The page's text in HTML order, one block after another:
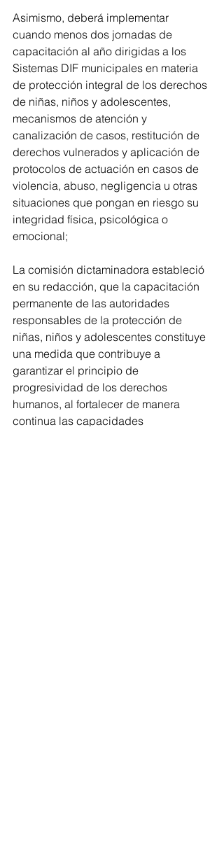
Asimismo, deberá implementar
cuando menos dos jornadas de
capacitación al año dirigidas a los
Sistemas DIF municipales en materia
de protección integral de los derechos
de niñas, niños y adolescentes,
mecanismos de atención y
canalización de casos, restitución de
derechos vulnerados y aplicación de
protocolos de actuación en casos de
violencia, abuso, negligencia u otras
situaciones que pongan en riesgo su
integridad física, psicológica o
emocional;
La comisión dictaminadora estableció
en su redacción, que la capacitación
permanente de las autoridades
responsables de la protección de
niñas, niños y adolescentes constituye
una medida que contribuye a
garantizar el principio de
progresividad de los derechos
humanos, al fortalecer de manera
continua las capacidades